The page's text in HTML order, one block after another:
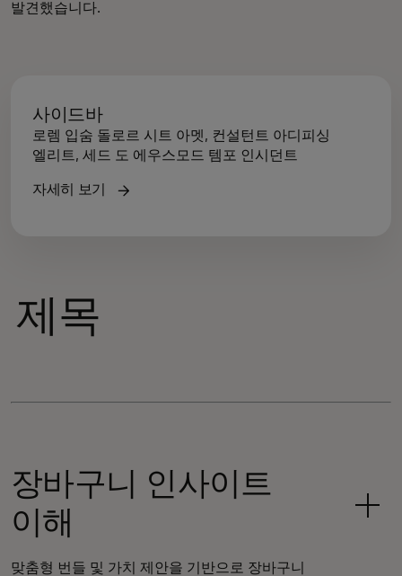
발견했습니다.
사이드바
로렘 입숨 돌로르 시트 아멧, 컨설턴트 아디피싱
엘리트, 세드 도 에우스모드 템포 인시던트
자세히 보기
제목
장바구니 인사이트
이해
맞춤형 번들 및 가치 제안을 기반으로 장바구니